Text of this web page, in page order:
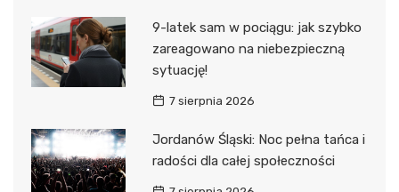
9-latek sam w pociągu: jak szybko
zareagowano na niebezpieczną
sytuację!
7 sierpnia 2026
Jordanów Śląski: Noc pełna tańca i
radości dla całej społeczności